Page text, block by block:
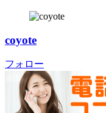
coyote
フォロー